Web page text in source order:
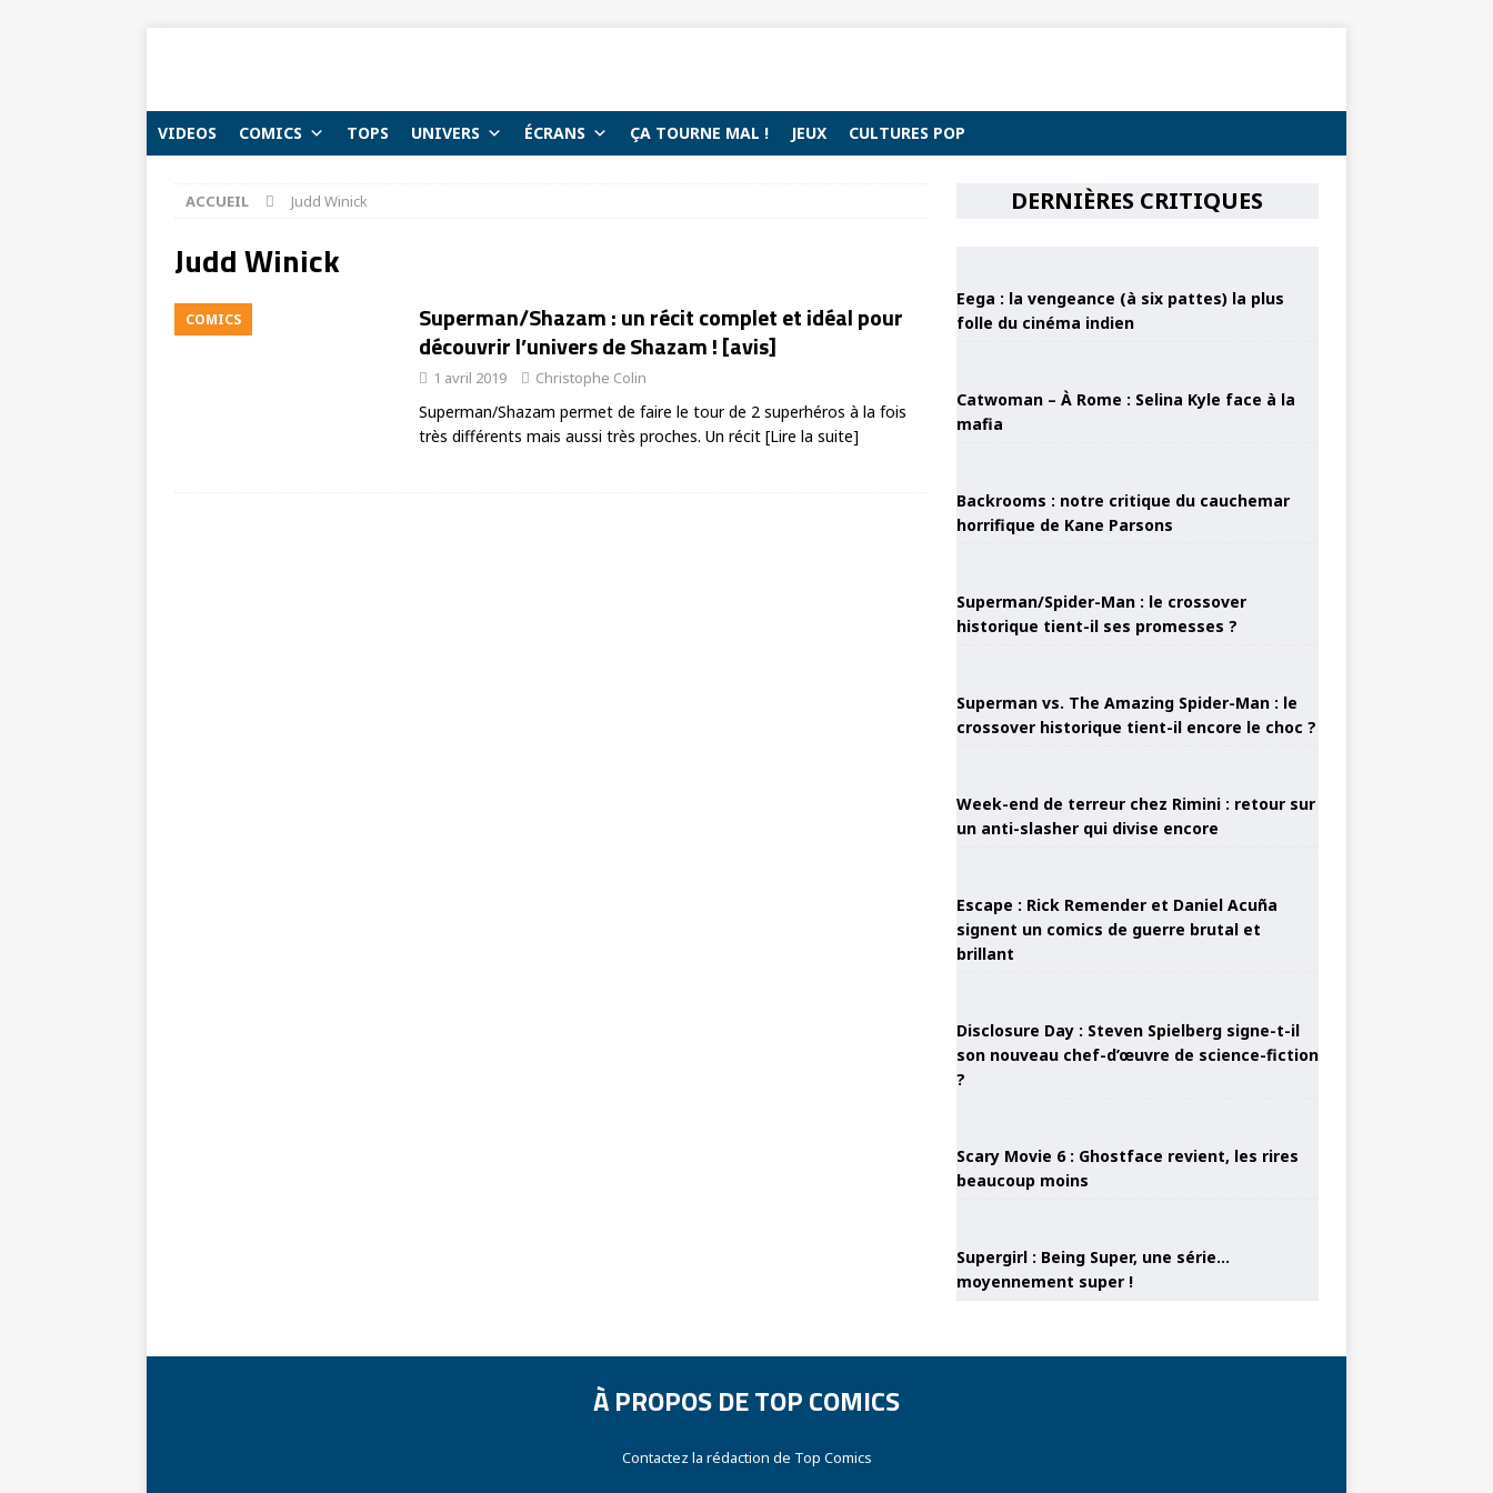
VIDEOS COMICS TOPS UNIVERS ÉCRANS ÇA TOURNE MAL ! JEUX CULTURES POP
ACCUEIL Judd Winick
Judd Winick
COMICS
Superman/Shazam : un récit complet et idéal pour
découvrir l’univers de Shazam ! [avis]
1 avril 2019 Christophe Colin
Superman/Shazam permet de faire le tour de 2 superhéros à la fois
très différents mais aussi très proches. Un récit [Lire la suite]
DERNIÈRES CRITIQUES
Eega : la vengeance (à six pattes) la plus
folle du cinéma indien
Catwoman – À Rome : Selina Kyle face à la
mafia
Backrooms : notre critique du cauchemar
horrifique de Kane Parsons
Superman/Spider-Man : le crossover
historique tient-il ses promesses ?
Superman vs. The Amazing Spider-Man : le
crossover historique tient-il encore le choc ?
Week-end de terreur chez Rimini : retour sur
un anti-slasher qui divise encore
Escape : Rick Remender et Daniel Acuña
signent un comics de guerre brutal et
brillant
Disclosure Day : Steven Spielberg signe-t-il
son nouveau chef-d’œuvre de science-fiction
?
Scary Movie 6 : Ghostface revient, les rires
beaucoup moins
Supergirl : Being Super, une série…
moyennement super !
À PROPOS DE TOP COMICS
Contactez la rédaction de Top Comics